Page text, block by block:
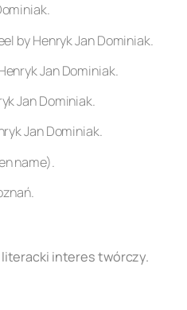
by Henryk Jan Dominiak.
Jan Dominiak.
Jan Dominiak.
Jan Dominiak.
name).
interes twórczy.